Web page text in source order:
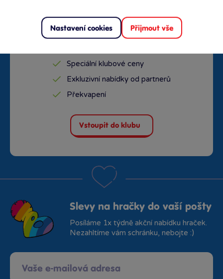
Speciální klubové ceny
Exkluzivní nabídky od partnerů
Překvapení
Vstoupit do klubu
Slevy na hračky do vaší pošty
Posíláme 1x týdně akční nabídku hraček.
Nezahltíme vám schránku, nebojte :)
Nastavení cookies Přijmout vše